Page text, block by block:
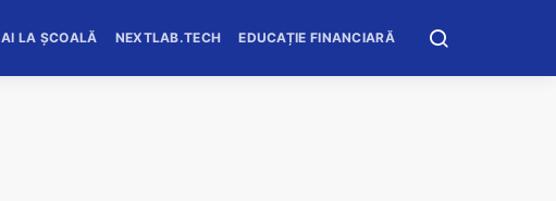
AI LA ȘCOALĂ NEXTLAB.TECH EDUCAȚIE FINANCIARĂ